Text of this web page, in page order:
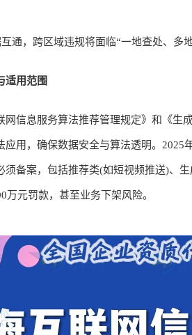
，跨区域违规将面临“一地查处、多地
用范围
息服务算法推荐管理规定》和《生
用，确保数据安全与算法透明。2025
须备案，包括推荐类(如短视频推送)、
元罚款，甚至业务下架风险。